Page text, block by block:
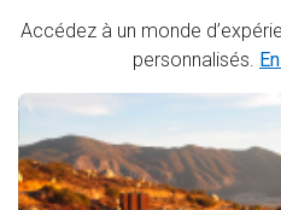
Accédez à un monde
personnalisés.